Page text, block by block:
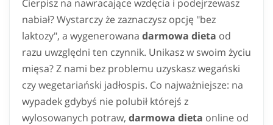
Cierpisz na nawracające wzdęcia i podejrzewasz
nabiał? Wystarczy że zaznaczysz opcję "bez
laktozy", a wygenerowana darmowa dieta od
razu uwzględni ten czynnik. Unikasz w swoim życiu
mięsa? Z nami bez problemu uzyskasz wegański
czy wegetariański jadłospis. Co najważniejsze: na
wypadek gdybyś nie polubił którejś z
wylosowanych potraw, darmowa dieta online od